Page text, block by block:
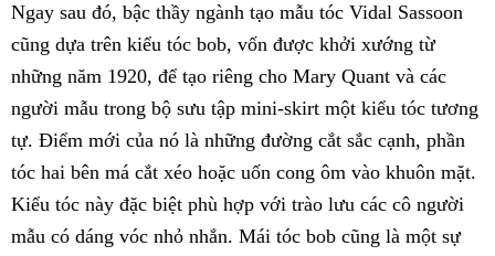
Ngay sau đó, bậc thầy ngành tạo mẫu tóc Vidal Sassoon
cũng dựa trên kiểu tóc bob, vốn được khởi xướng từ
những năm 1920, để tạo riêng cho Mary Quant và các
người mẫu trong bộ sưu tập mini-skirt một kiểu tóc tương
tự. Điểm mới của nó là những đường cắt sắc cạnh, phần
tóc hai bên má cắt xéo hoặc uốn cong ôm vào khuôn mặt.
Kiểu tóc này đặc biệt phù hợp với trào lưu các cô người
mẫu có dáng vóc nhỏ nhắn. Mái tóc bob cũng là một sự